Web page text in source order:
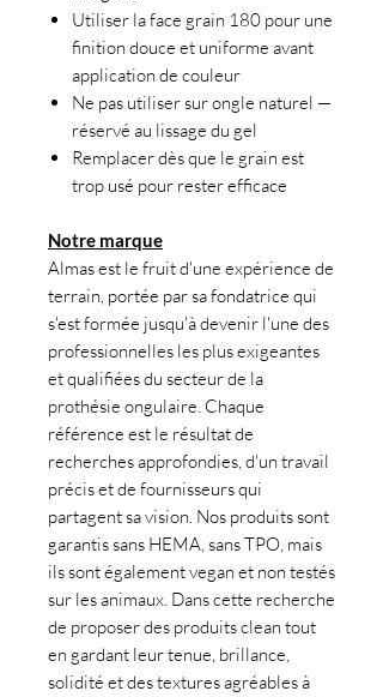
Utiliser la face grain 180 pour une
finition douce et uniforme avant
application de couleur
Ne pas utiliser sur ongle naturel —
réservé au lissage du gel
Remplacer dès que le grain est
trop usé pour rester efficace
Notre marque
Almas est le fruit d'une expérience de
terrain, portée par sa fondatrice qui
s'est formée jusqu'à devenir l'une des
professionnelles les plus exigeantes
et qualifiées du secteur de la
prothésie ongulaire. Chaque
référence est le résultat de
recherches approfondies, d'un travail
précis et de fournisseurs qui
partagent sa vision. Nos produits sont
garantis sans HEMA, sans TPO, mais
ils sont également vegan et non testés
sur les animaux. Dans cette recherche
de proposer des produits clean tout
en gardant leur tenue, brillance,
solidité et des textures agréables à